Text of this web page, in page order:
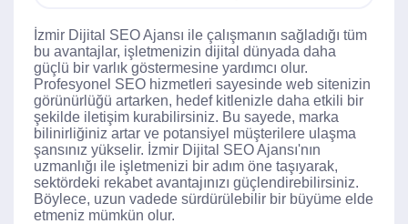
İzmir Dijital SEO Ajansı ile çalışmanın sağladığı tüm
bu avantajlar, işletmenizin dijital dünyada daha
güçlü bir varlık göstermesine yardımcı olur.
Profesyonel SEO hizmetleri sayesinde web sitenizin
görünürlüğü artarken, hedef kitlenizle daha etkili bir
şekilde iletişim kurabilirsiniz. Bu sayede, marka
bilinirliğiniz artar ve potansiyel müşterilere ulaşma
şansınız yükselir. İzmir Dijital SEO Ajansı'nın
uzmanlığı ile işletmenizi bir adım öne taşıyarak,
sektördeki rekabet avantajınızı güçlendirebilirsiniz.
Böylece, uzun vadede sürdürülebilir bir büyüme elde
etmeniz mümkün olur.